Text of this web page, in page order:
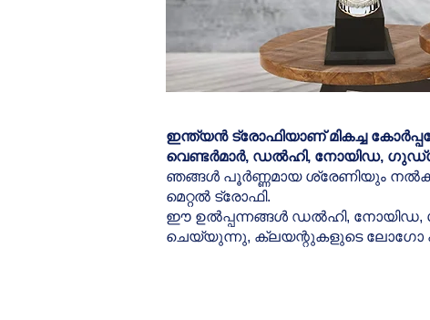
ഇന്ത്യൻ ട്രോഫിയാണ് മികച്ച
വെണ്ടർമാർ, ഡൽഹി, നോയിഡ,
ഞങ്ങൾ പൂർണ്ണമായ ശ്രേണിയും
മെറ്റൽ ട്രോഫി.
ഈ ഉൽപ്പന്നങ്ങൾ ഡൽഹി, നോയിഡ,
ചെയ്യുന്നു, ക്ലയന്റുകളുടെ ലോഗോ